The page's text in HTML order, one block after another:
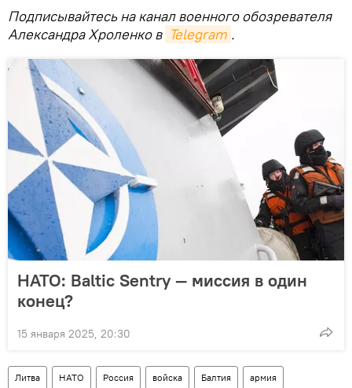
Подписывайтесь на канал военного обозревателя
Александра Хроленко в Telegram .
НАТО: Baltic Sentry — миссия в один
конец?
15 января 2025, 20:30
Литва НАТО Россия войска Балтия армия